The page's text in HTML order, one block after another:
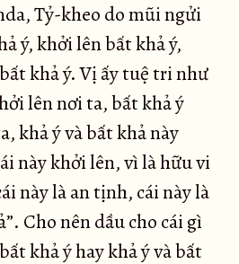
Tỷ-kheo do mũi ngửi
ý, khởi lên bất khả ý,
khả ý. Vị ấy tuệ tri như
lên nơi ta, bất khả ý
khả ý và bất khả này
này khởi lên, vì là hữu vi
này là an tịnh, cái này là
Cho nên dầu cho cái gì
khả ý hay khả ý và bất